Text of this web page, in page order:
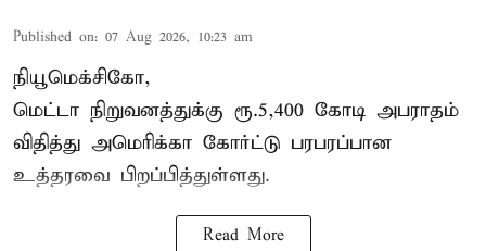
Published on: 07 Aug 2026, 10:23 am
நியூமெக்சிகோ,
மெட்டா நிறுவனத்துக்கு ரூ.5,400 கோடி அபராதம்
விதித்து அமெரிக்கா கோர்ட்டு பரபரப்பான
உத்தரவை பிறப்பித்துள்ளது.
Read More